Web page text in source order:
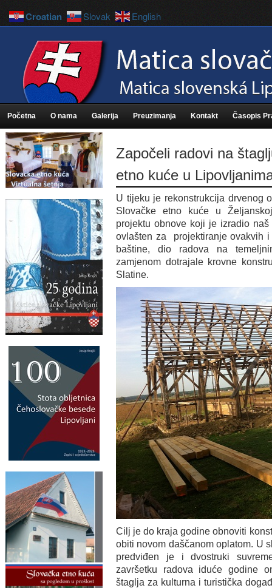
Početna O nama Galerija Preuzimanja Kontakt Časopis
Započeli radovi na
etno kuće u
U tijeku je rekonstrukcija drvenog
Slovačke etno kuće u
projektu obnove koji je izradio
ovlašten za projektiranje ovakvih
baštine, dio radova na
zamjenom dotrajale krovne
Slatine.
Cilj je do kraja godine obnoviti
obiti novom daščanom oplatom. U
predviđen je i dvostruki
završetku radova iduće godine
štaglja za kulturna i turistička
Croatian Slovak English